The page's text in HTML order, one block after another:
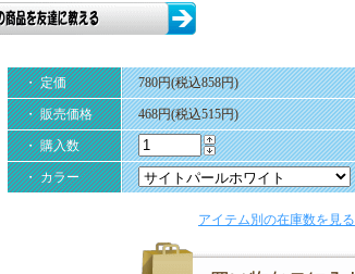
・ 定価 780円(税込858円)
・ 販売価格 468円(税込515円)
・ 購入数
・ カラー
アイテム別の在庫数を見る